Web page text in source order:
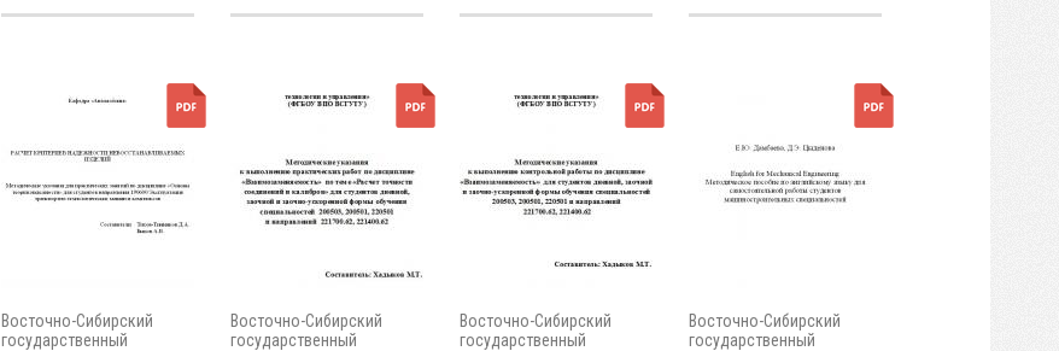
Восточно-Сибирский
государственный
Восточно-Сибирский
государственный
Восточно-Сибирский
государственный
Восточно-Сибирский
государственный